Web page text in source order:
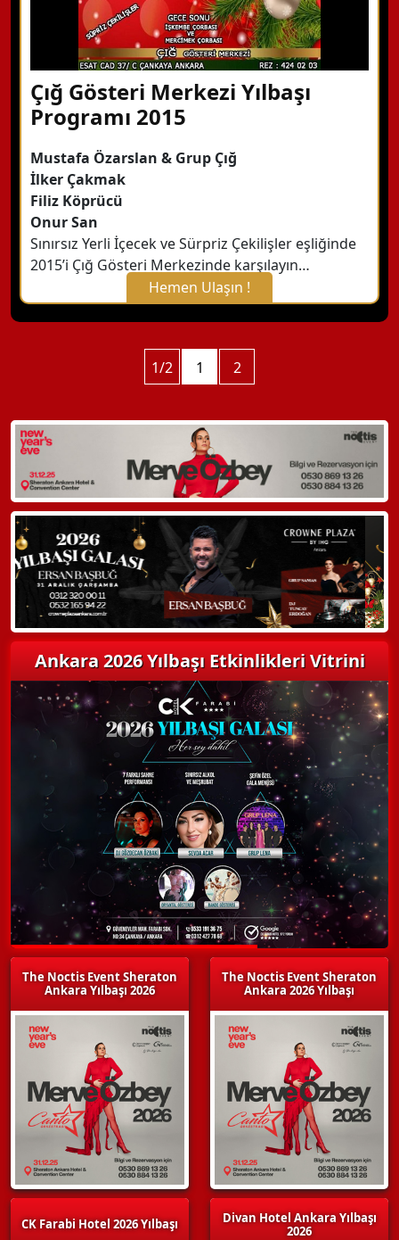
Çığ Gösteri Merkezi Yılbaşı
Programı 2015
Mustafa Özarslan & Grup Çığ
İlker Çakmak
Filiz Köprücü
Onur San
Sınırsız Yerli İçecek ve Sürpriz Çekilişler eşliğinde
2015’i Çığ Gösteri Merkezinde karşılayın…
Hemen Ulaşın !
X Kapat
WhatsApp ile Bilgi Alın
Hemen Arayın
Detaylı Bilgi Alın
1/2 1 2
Ankara 2026 Yılbaşı Etkinlikleri Vitrini
The Noctis Event Sheraton
Ankara Yılbaşı 2026
CK Farabi Hotel 2026 Yılbaşı
The Noctis Event Sheraton
Ankara 2026 Yılbaşı
Divan Hotel Ankara Yılbaşı
2026